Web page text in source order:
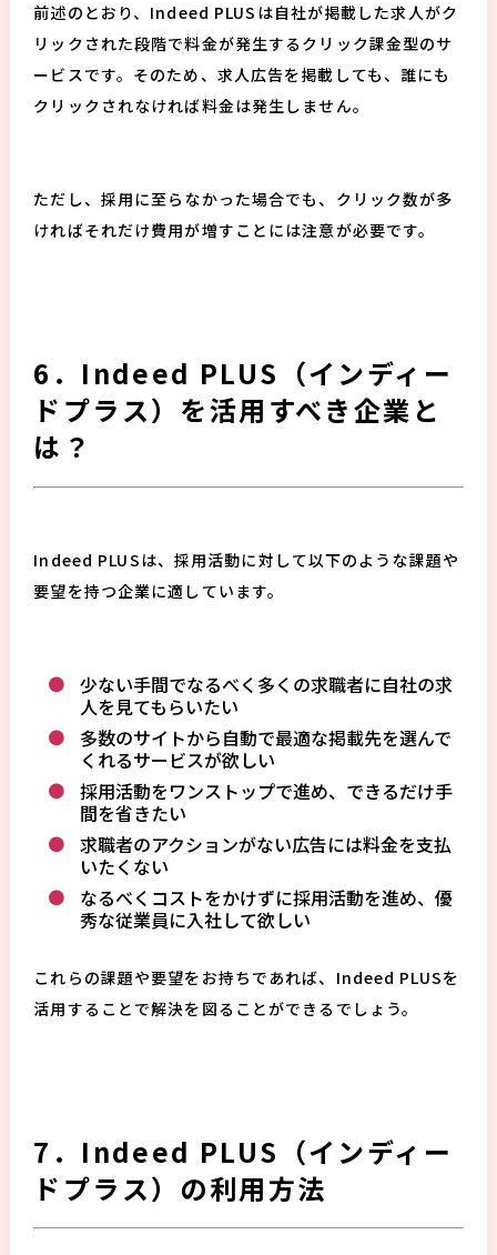
前述のとおり、Indeed PLUSは自社が掲載した求人がク
リックされた段階で料金が発生するクリック課金型のサ
ービスです。そのため、求人広告を掲載しても、誰にも
クリックされなければ料金は発生しません。
ただし、採用に至らなかった場合でも、クリック数が多
ければそれだけ費用が増すことには注意が必要です。
6．Indeed PLUS（インディー
ドプラス）を活用すべき企業と
は？
Indeed PLUSは、採用活動に対して以下のような課題や
要望を持つ企業に適しています。
少ない手間でなるべく多くの求職者に自社の求
人を見てもらいたい
多数のサイトから自動で最適な掲載先を選んで
くれるサービスが欲しい
採用活動をワンストップで進め、できるだけ手
間を省きたい
求職者のアクションがない広告には料金を支払
いたくない
なるべくコストをかけずに採用活動を進め、優
秀な従業員に入社して欲しい
これらの課題や要望をお持ちであれば、Indeed PLUSを
活用することで解決を図ることができるでしょう。
7．Indeed PLUS（インディー
ドプラス）の利用方法